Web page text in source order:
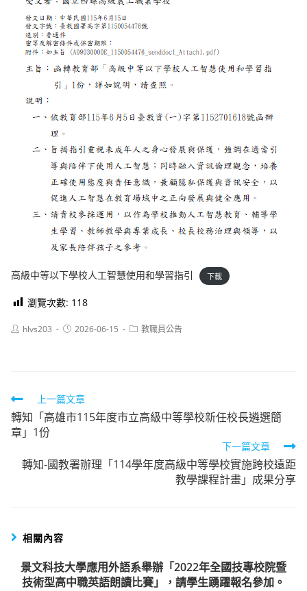
高級中等以下學校人工智慧使用和學習指引 下載
瀏覽次數: 118
Posthlvs203
Post2026-06-15
Post教職員公告
Read
more
articles
上一篇文章
轉知「高雄市115年度市立高級中等學校新任校長遴選簡
章」1份
下一篇文章
轉知-國教署辦理「114學年度高級中等學校實施跨校遠距
教學課程計畫」成果分享
相關內容
景文科技大學應用外語系舉辦「2022年全國技專校院暨
技術型高中職英語朗讀比賽」，請學生踴躍報名參加。